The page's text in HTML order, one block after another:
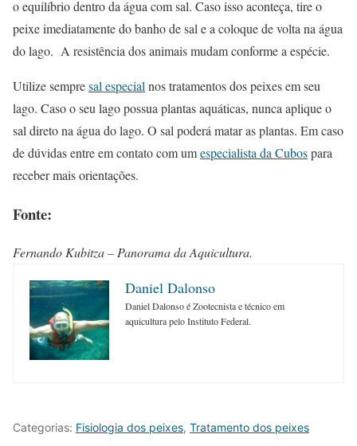
o equilíbrio dentro da água com sal. Caso isso aconteça, tire o
peixe imediatamente do banho de sal e a coloque de volta na água
do lago. A resistência dos animais mudam conforme a espécie.
Utilize sempresal especial nos tratamentos dos peixes em seu
lago. Caso o seu lago possua plantas aquáticas, nunca aplique o
sal direto na água do lago. O sal poderá matar as plantas. Em caso
de dúvidas entre em contato com umespecialista da Cubospara
receber mais orientações.
Fonte:
Fernando Kubitza – Panorama da Aquicultura.
Daniel Dalonso
Daniel Dalonso é Zootecnista e técnico em
aquicultura pelo Instituto Federal.
Categorias: Fisiologia dos peixes, Tratamento dos peixes